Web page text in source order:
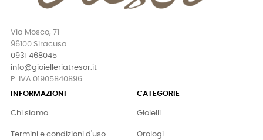
Via Mosco, 71
96100 Siracusa
0931 468045
info@gioielleriatresor.it
P. IVA 01905840896
INFORMAZIONI
Chi siamo
Termini e condizioni d'uso
CATEGORIE
Gioielli
Orologi